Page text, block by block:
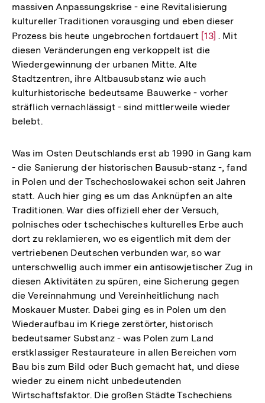
massiven Anpassungskrise - eine Revitalisierung
kultureller Traditionen vorausging und eben dieser
Prozess bis heute ungebrochen fortdauert Zur
Auflösung
Fußnote
[13] . Mit
diesen Veränderungen eng verkoppelt ist die
Wiedergewinnung der urbanen Mitte. Alte
Stadtzentren, ihre Altbausubstanz wie auch
kulturhistorische bedeutsame Bauwerke - vorher
sträflich vernachlässigt - sind mittlerweile wieder
belebt.
Was im Osten Deutschlands erst ab 1990 in Gang kam
- die Sanierung der historischen Bausub-stanz -, fand
in Polen und der Tschechoslowakei schon seit Jahren
statt. Auch hier ging es um das Anknüpfen an alte
Traditionen. War dies offiziell eher der Versuch,
polnisches oder tschechisches kulturelles Erbe auch
dort zu reklamieren, wo es eigentlich mit dem der
vertriebenen Deutschen verbunden war, so war
unterschwellig auch immer ein antisowjetischer Zug in
diesen Aktivitäten zu spüren, eine Sicherung gegen
die Vereinnahmung und Vereinheitlichung nach
Moskauer Muster. Dabei ging es in Polen um den
Wiederaufbau im Kriege zerstörter, historisch
bedeutsamer Substanz - was Polen zum Land
erstklassiger Restaurateure in allen Bereichen vom
Bau bis zum Bild oder Buch gemacht hat, und diese
wieder zu einem nicht unbedeutenden
Wirtschaftsfaktor. Die großen Städte Tschechiens